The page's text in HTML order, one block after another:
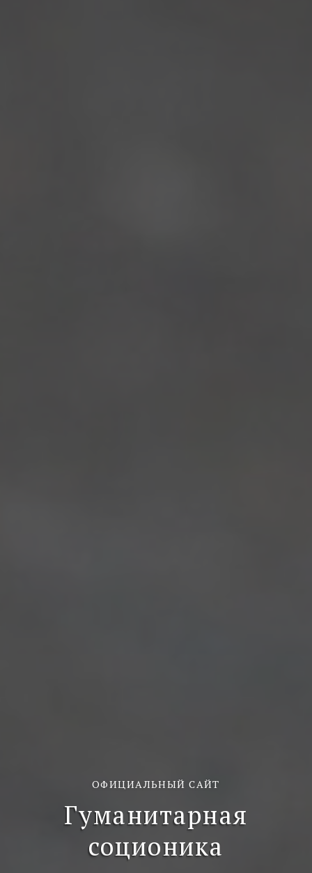
ОФИЦИАЛЬНЫЙ САЙТ
Гуманитарная
соционика